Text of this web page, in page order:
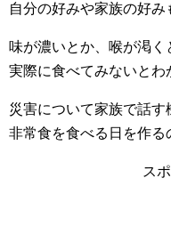
自分の好みや家族の好み
味が濃いとか、喉が渇く
実際に食べてみないとわ
災害について家族で話す
非常食を食べる日を作る
ス